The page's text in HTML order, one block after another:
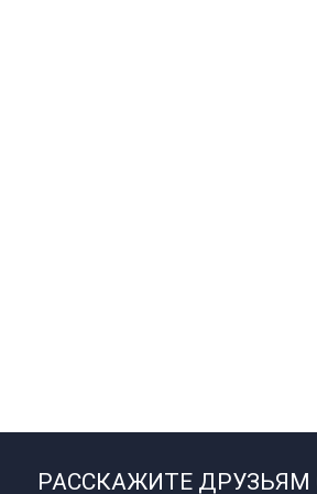
РАССКАЖИТЕ ДРУЗЬЯМ